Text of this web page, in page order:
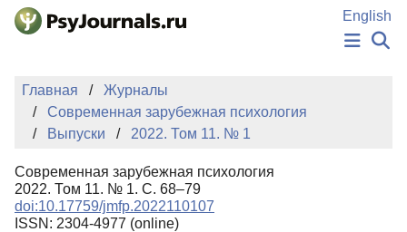
Перейти к основному содержанию
English
НОВОСТИ
ИЗДАНИЯ
АВТОРЫ
БАЗА ЗНАНИЙ
КЛЮЧЕВЫЕ СЛОВА
Регистрация
Главная
Журналы
Современная зарубежная психология
Выпуски
2022. Том 11. № 1
Современная зарубежная психология
2022. Том 11. № 1. С. 68–79
doi:10.17759/jmfp.2022110107
ISSN: 2304-4977 (online)